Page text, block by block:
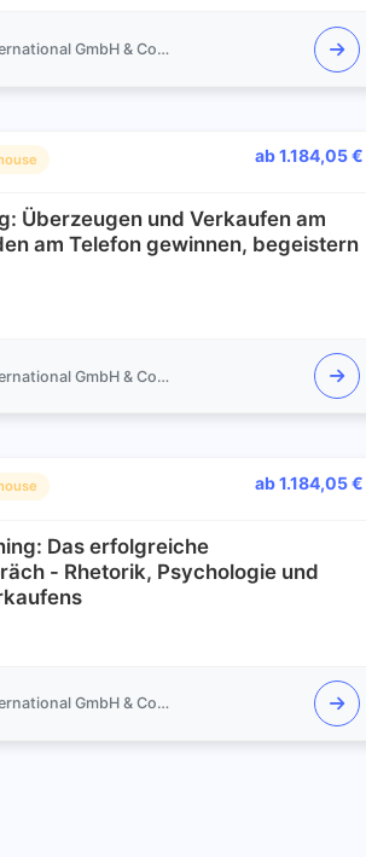
KeSch Training International GmbH & Co.KG
ab 1.184,05 €
Überzeugen und Verkaufen am
am Telefon gewinnen, begeistern
KeSch Training International GmbH & Co.KG
ab 1.184,05 €
Das erfolgreiche
- Rhetorik, Psychologie und
KeSch Training International GmbH & Co.KG